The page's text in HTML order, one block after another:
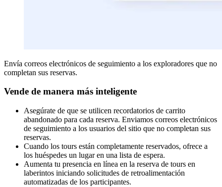
Envía correos electrónicos de seguimiento a los exploradores que no
completan sus reservas.
Vende de manera más inteligente
Asegúrate de que se utilicen recordatorios de carrito
abandonado para cada reserva. Enviamos correos electrónicos
de seguimiento a los usuarios del sitio que no completan sus
reservas.
Cuando los tours están completamente reservados, ofrece a
los huéspedes un lugar en una lista de espera.
Aumenta tu presencia en línea en la reserva de tours en
laberintos iniciando solicitudes de retroalimentación
automatizadas de los participantes.